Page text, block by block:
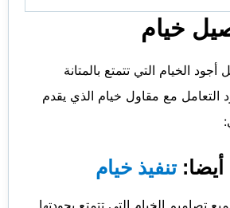
خيام
الخيام التي تتمتع بالمتانة
التعامل مع مقاول خيام الذي يقدم
أيضا:تنفيذ خيام
تصاميم الخيام التي تتمتع بجودتها